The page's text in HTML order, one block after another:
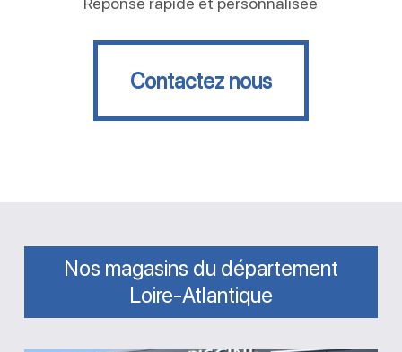
Contactez nous
Contactez nous
Nos magasins du département
Loire-Atlantique